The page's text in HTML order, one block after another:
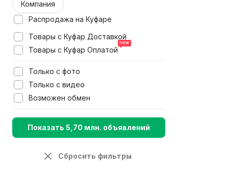
Компания
Распродажа на Куфаре
Товары с Куфар Доставкой
Товары с Куфар Оплатой
Только с фото
Только с видео
Возможен обмен
Показать 5,70 млн. объявлений
Сбросить фильтры